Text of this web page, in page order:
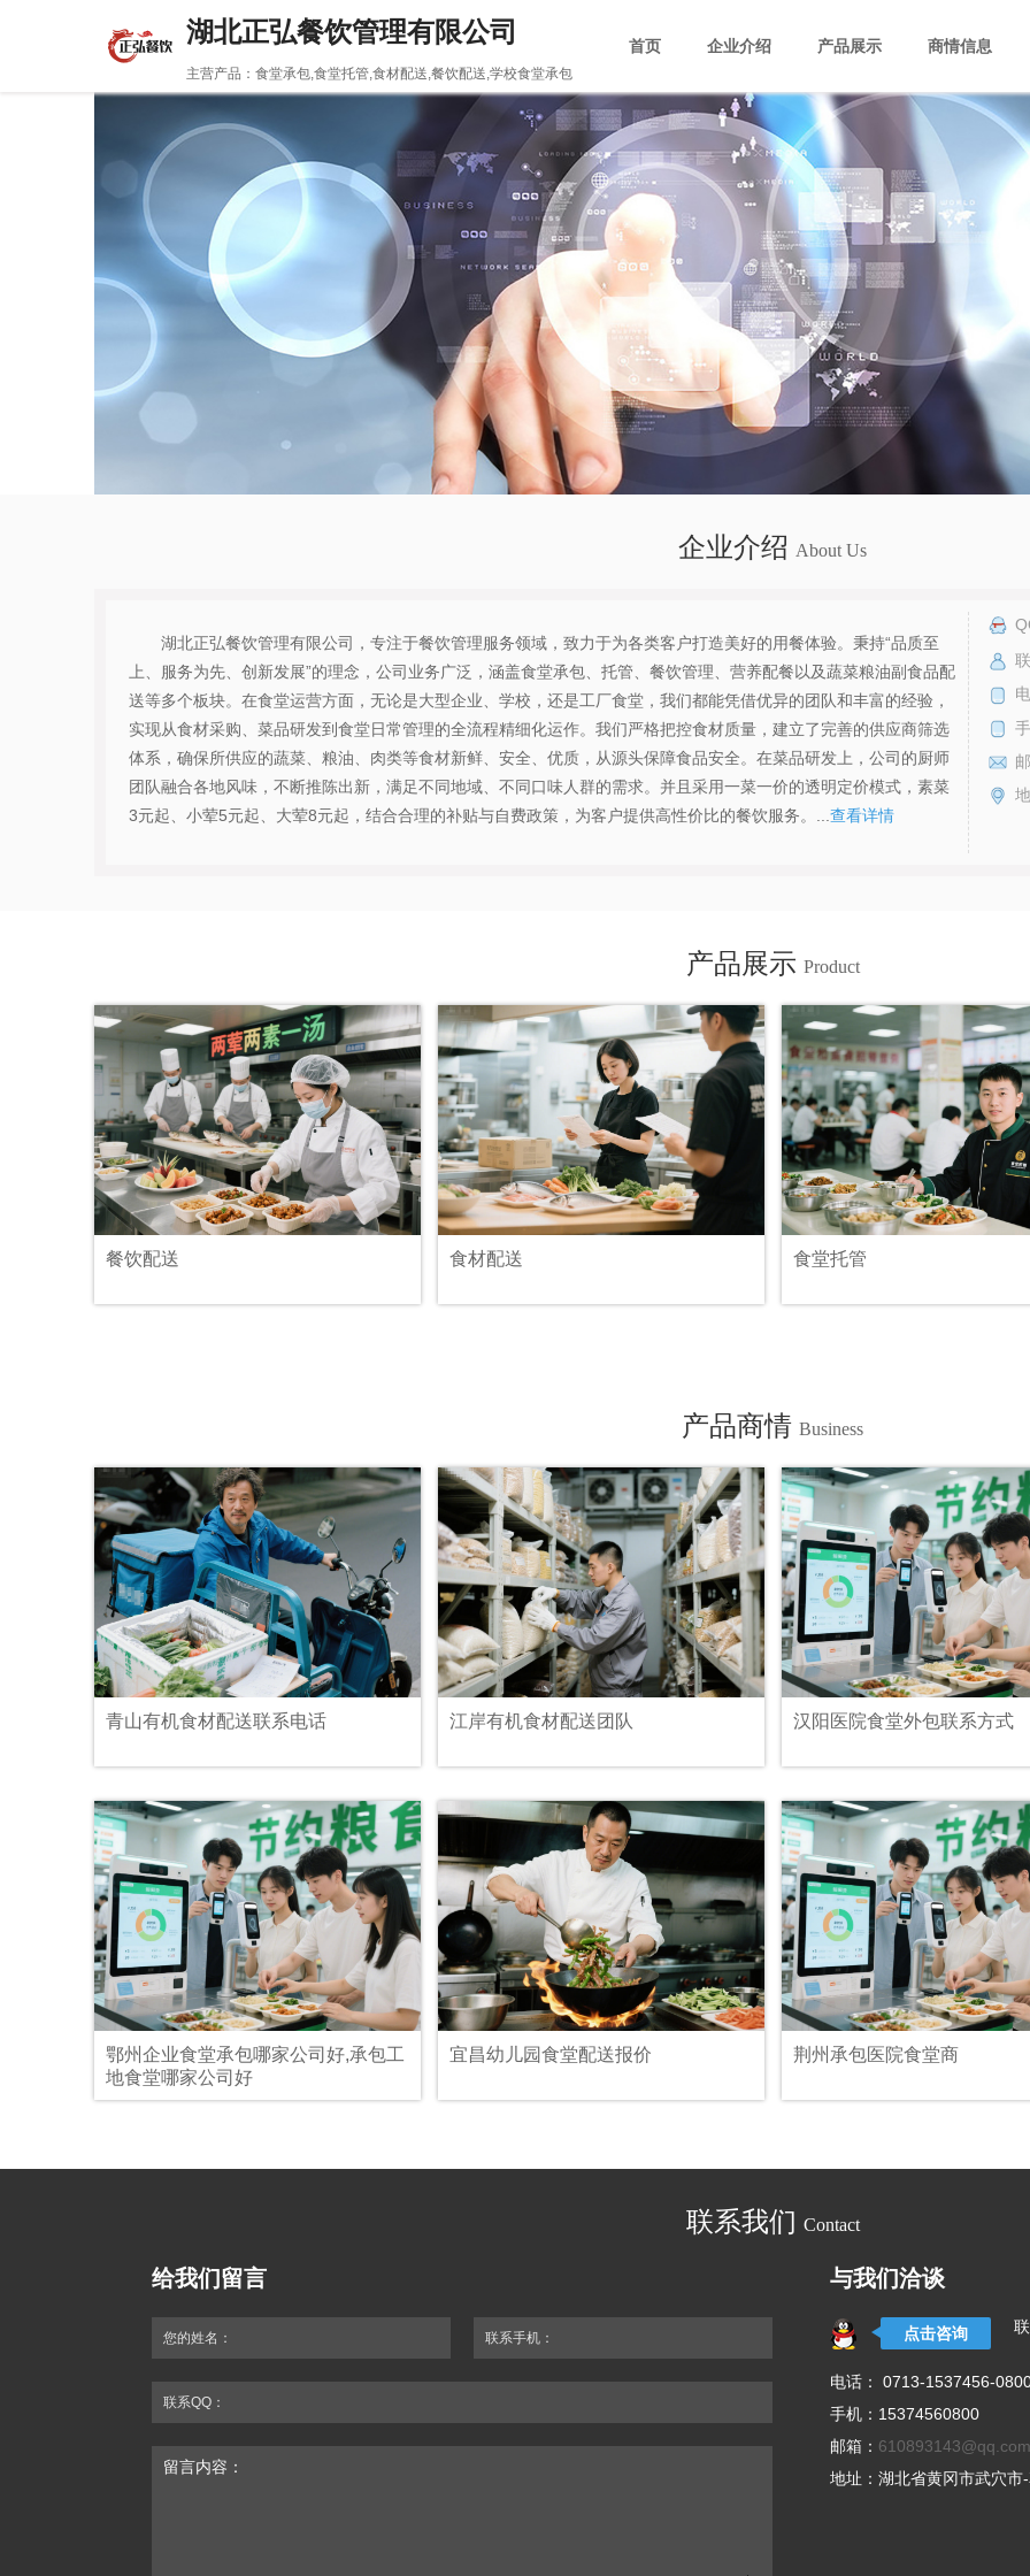
湖北正弘餐饮管理有限公司
主营产品：食堂承包,食堂托管,食材配送,餐饮配送,学校食堂承包
首页 企业介绍 产品展示 商情信息
企业介绍 About Us
湖北正弘餐饮管理有限公司，专注于餐饮管理服务领域，致力于为各类客户打造美好的用餐体验。秉持“品质至
上、服务为先、创新发展”的理念，公司业务广泛，涵盖食堂承包、托管、餐饮管理、营养配餐以及蔬菜粮油副食品配
送等多个板块。在食堂运营方面，无论是大型企业、学校，还是工厂食堂，我们都能凭借优异的团队和丰富的经验，
实现从食材采购、菜品研发到食堂日常管理的全流程精细化运作。我们严格把控食材质量，建立了完善的供应商筛选
体系，确保所供应的蔬菜、粮油、肉类等食材新鲜、安全、优质，从源头保障食品安全。在菜品研发上，公司的厨师
团队融合各地风味，不断推陈出新，满足不同地域、不同口味人群的需求。并且采用一菜一价的透明定价模式，素菜
3元起、小荤5元起、大荤8元起，结合合理的补贴与自费政策，为客户提供高性价比的餐饮服务。... 查看详情
产品展示 Product
餐饮配送 食材配送 食堂托管
产品商情 Business
青山有机食材配送联系电话 江岸有机食材配送团队 汉阳医院食堂外包联系方式
鄂州企业食堂承包哪家公司好,承包工
地食堂哪家公司好
宜昌幼儿园食堂配送报价 荆州承包医院食堂商
联系我们 Contact
给我们留言
您的姓名： 联系手机：
联系QQ：
留言内容：
与我们洽谈
点击咨询
电话： 0713-1537456-
手机：15374560800
邮箱： 610893143@qq.com
地址：湖北省黄冈市武穴